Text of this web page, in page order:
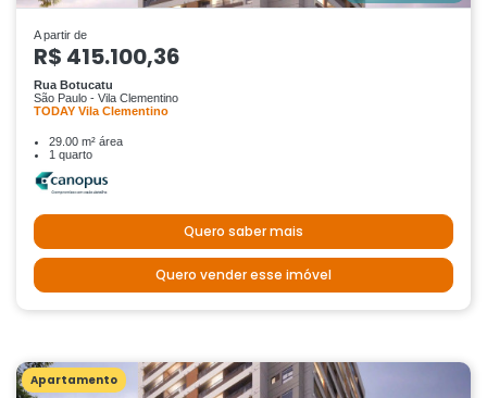
A partir de
R$ 415.100,36
Rua Botucatu
São Paulo - Vila Clementino
TODAY Vila Clementino
29.00 m² área
1 quarto
Quero saber mais
Quero vender esse imóvel
Apartamento